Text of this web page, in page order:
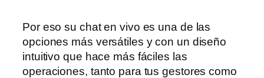
Por eso su chat en vivo es una de las
opciones más versátiles y con un diseño
intuitivo que hace más fáciles las
operaciones, tanto para tus gestores como